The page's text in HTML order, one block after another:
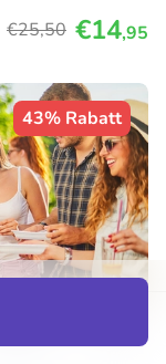
€25,50 €14,95
43% Rabatt